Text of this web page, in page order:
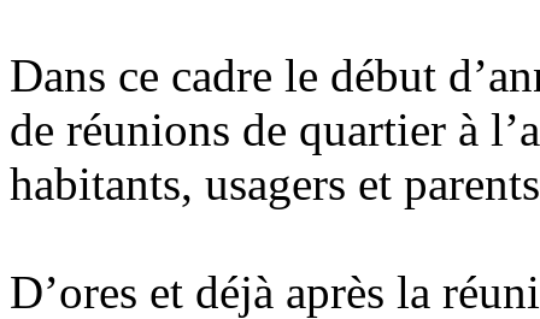
Dans ce cadre le début
de réunions de quartier à
habitants, usagers et
D’ores et déjà après la